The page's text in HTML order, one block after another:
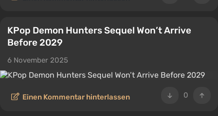
KPop Demon Hunters Sequel Won’t Arrive
Before 2029
6 November 2025
0
Einen Kommentar hinterlassen